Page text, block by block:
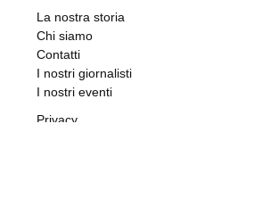
La nostra storia
Chi siamo
Contatti
I nostri giornalisti
I nostri eventi
Privacy